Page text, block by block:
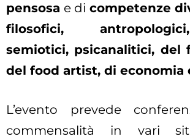
pensosa e di competenze
filosofici,
semiotici, psicanalitici, del
del food artist, di economia
L’evento prevede
commensalità in vari